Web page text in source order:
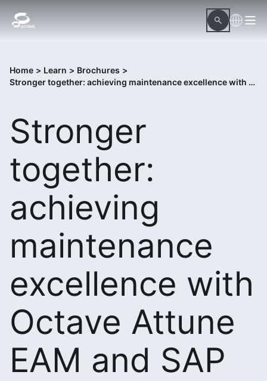
Home > Learn > Brochures >
Stronger together: achieving maintenance excellence with Octave Attune EAM and SAP
Stronger
together:
achieving
maintenance
excellence with
Octave Attune
EAM and SAP